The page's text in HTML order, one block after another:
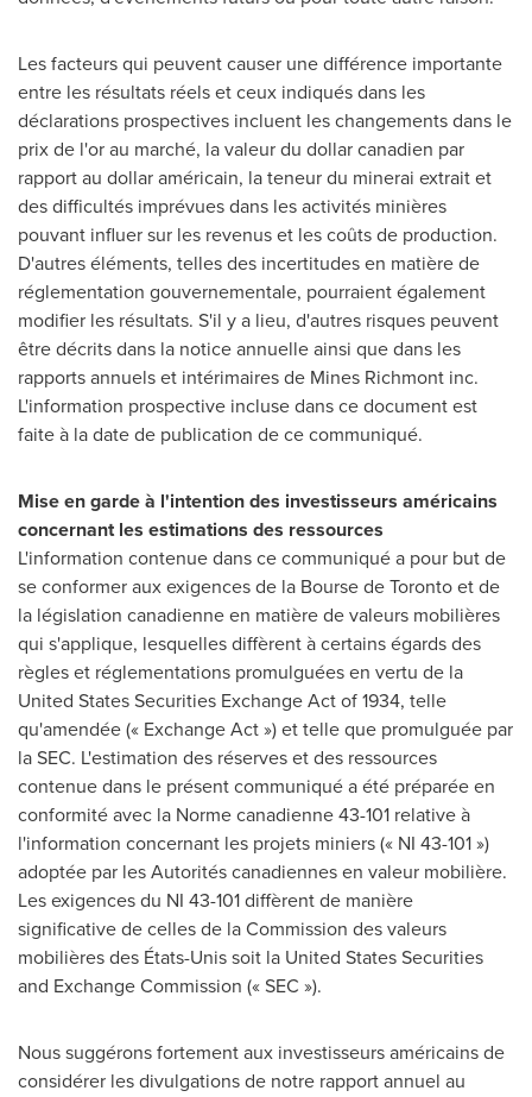
Les facteurs qui peuvent causer une différence importante
entre les résultats réels et ceux indiqués dans les
déclarations prospectives incluent les changements dans le
prix de l'or au marché, la valeur du dollar canadien par
rapport au dollar américain, lateneurdu minerai extrait et
des difficultés imprévues dans les activités minières
pouvant influer sur les revenus et les coûts de production.
D'autres éléments, telles des incertitudes en matière de
réglementation gouvernementale, pourraient également
modifier les résultats. S'il y a lieu, d'autres risques peuvent
être décrits dans la notice annuelle ainsi que dans les
rapports annuels et intérimaires de Mines Richmont inc.
L'information prospective incluse dans ce document est
faite à la date de publication de ce communiqué.
Mise en garde à l'intention des investisseurs américains
concernant les estimations des ressources
L'information contenue dans ce communiqué a pour but de
se conformer aux exigences de la Bourse deTorontoet de
la législation canadienne en matière de valeurs mobilières
qui s'applique, lesquelles diffèrent à certains égards des
règles et réglementations promulguées en vertu de la
United States Securities Exchange Act of 1934, telle
qu'amendée (« Exchange Act ») et telle que promulguée par
la SEC. L'estimation des réserves et des ressources
contenue dans le présent communiqué a été préparée en
conformité avec la Norme canadienne 43-101 relative à
l'information concernant les projets miniers (« NI 43-101 »)
adoptée par les Autorités canadiennes en valeur mobilière.
Les exigences du NI 43-101 diffèrent de manière
significative de celles de la Commission des valeurs
mobilières des États-Unis soit la United States Securities
and Exchange Commission (« SEC »).
Nous suggérons fortement aux investisseurs américains de
considérer les divulgations de notre rapport annuel au